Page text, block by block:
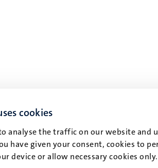
cookies
analyse the traffic on our website and
have given your consent, cookies to
device or allow necessary cookies